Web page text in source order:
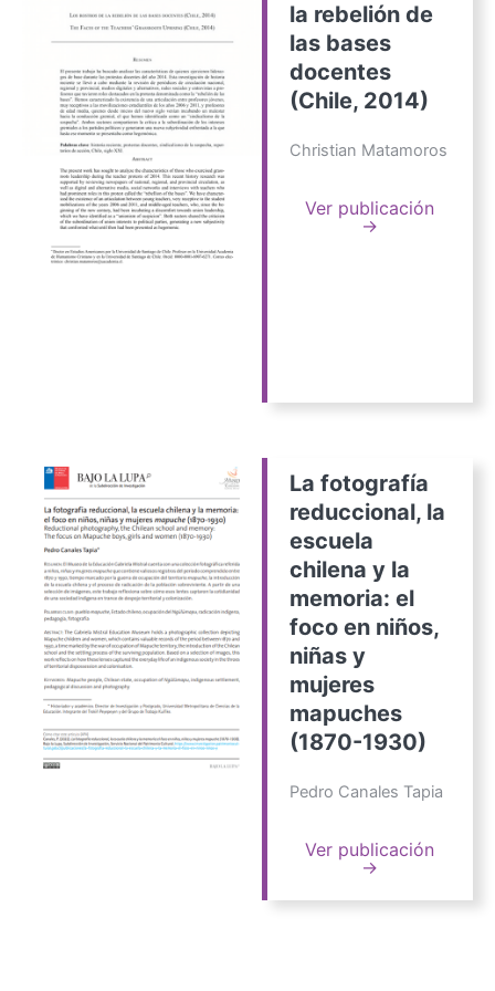
la rebelión de
las bases
docentes
(Chile, 2014)
Christian Matamoros
Ver publicación
→
La fotografía
reduccional, la
escuela
chilena y la
memoria: el
foco en niños,
niñas y
mujeres
mapuches
(1870-1930)
Pedro Canales Tapia
Ver publicación
→